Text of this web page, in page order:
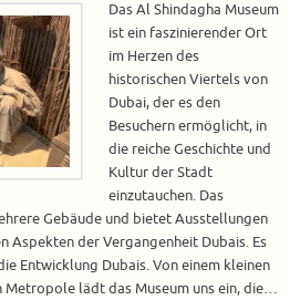
Das Al Shindagha Museum
ist ein faszinierender Ort
im Herzen des
historischen Viertels von
Dubai, der es den
Besuchern ermöglicht, in
die reiche Geschichte und
Kultur der Stadt
einzutauchen. Das
Gebäude und bietet Ausstellungen
Aspekten der Vergangenheit Dubais. Es
Entwicklung Dubais. Von einem kleinen
Metropole lädt das Museum uns ein, die…